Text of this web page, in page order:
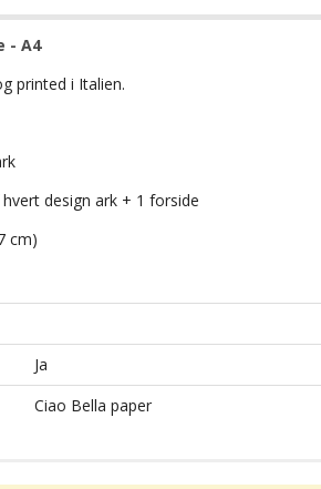
- A4
printed i Italien.
design ark + 1 forside
cm)
Ja
Ciao Bella paper